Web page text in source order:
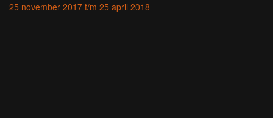
25 november 2017 t/m 25 april 2018